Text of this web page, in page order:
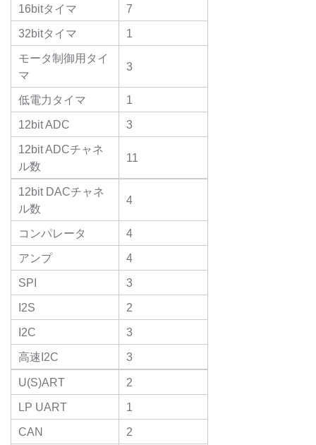
16bitタイマ
7
32bitタイマ
1
モータ制御用タイ
マ
3
低電力タイマ
1
12bit ADC
3
12bit ADCチャネ
ル数
11
12bit DACチャネ
ル数
4
コンパレータ
4
アンプ
4
SPI
3
I2S
2
I2C
3
高速I2C
3
U(S)ART
2
LP UART
1
CAN
2